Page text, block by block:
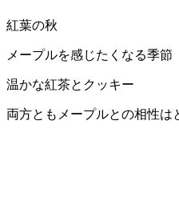
紅葉の秋
メープルを感じたくなる季節
温かな紅茶とクッキー
両方ともメープルとの相性は